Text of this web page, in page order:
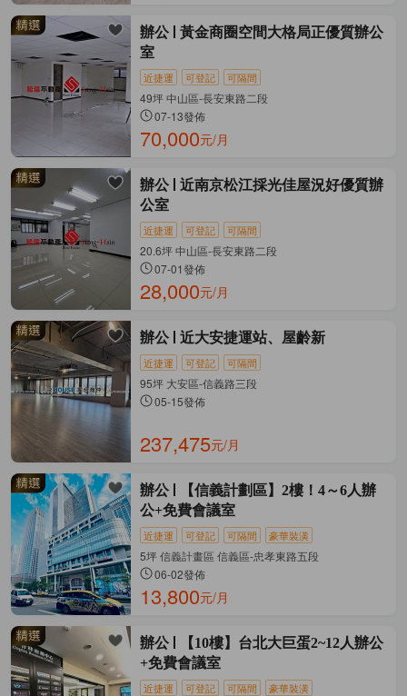
辦公
黃金商圈空間大格局正優質辦公
室
近捷運 可登記 可隔間
49坪 中山區-長安東路二段
07-13發佈
70,000元/月
辦公
近南京松江採光佳屋況好優質辦
公室
近捷運 可登記 可隔間
20.6坪 中山區-長安東路二段
07-01發佈
28,000元/月
辦公 近大安捷運站、屋齡新
近捷運 可登記 可隔間
95坪 大安區-信義路三段
05-15發佈
237,475元/月
辦公
【信義計劃區】2樓！4～6人辦
公+免費會議室
近捷運 可登記 可隔間 豪華裝潢
5坪 信義計畫區 信義區-忠孝東路五段
06-02發佈
13,800元/月
辦公
【10樓】台北大巨蛋2~12人辦公
+免費會議室
近捷運 可登記 可隔間 豪華裝潢